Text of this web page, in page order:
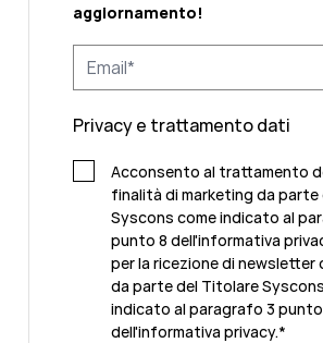
aggiornamento!
Privacy e trattamento dati
Acconsento al trattamento
finalità di marketing da
Syscons come indicato al
punto 8 dell'informativa
per la ricezione di newsletter
da parte del Titolare
indicato al paragrafo 3 punto
dell'informativa privacy.*